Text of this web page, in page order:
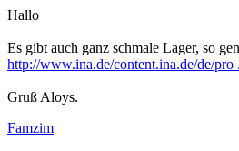
Hallo
Es gibt auch ganz schmale Lager, so
http://www.ina.de/content.ina.de/de/pro
Gruß Aloys.
Famzim